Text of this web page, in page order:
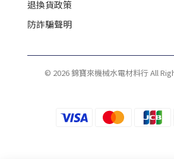
退換貨政策
防詐騙聲明
© 2026 錦寶來機械水電材料行 All